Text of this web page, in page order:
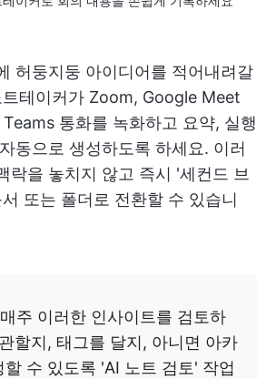
허둥지둥 아이디어를 적어내려갈
테이커가 Zoom, Google Meet
통화를 녹화하고 요약, 실행
동으로 생성하도록 하세요. 이러
락을 놓치지 않고 즉시 '세컨드 브
또는 폴더로 전환할 수 있습니
매주 이러한 인사이트를 검토하
할지, 태그를 달지, 아니면 아카
할 수 있도록 'AI 노트 검토' 작업